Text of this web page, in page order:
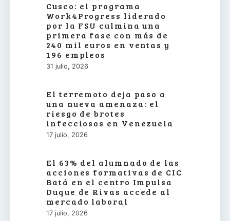
Cusco: el programa
Work4Progress liderado
por la FSU culmina una
primera fase con más de
240 mil euros en ventas y
196 empleos
31 julio, 2026
El terremoto deja paso a
una nueva amenaza: el
riesgo de brotes
infecciosos en Venezuela
17 julio, 2026
El 63% del alumnado de las
acciones formativas de CIC
Batá en el centro Impulsa
Duque de Rivas accede al
mercado laboral
17 julio, 2026